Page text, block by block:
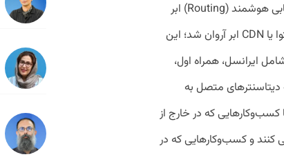
این تلاش تا صبح روز یک‌شنبه منجر به به‌کارگیری کامل مسیریابی هوشمند (Routing) ابر
آروان به‌عنوان یکی از ماژول‌های مهم محصول شبکه‌ توزیع محتوا یا CDN ابر آروان شد؛ این
ایرانسل، همراه ‌اول،
دیتاسنترهای متصل به
کسب‌وکارهایی که در خارج از
کنند و کسب‌وکارهایی که در